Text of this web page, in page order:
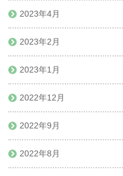
2023年4月
2023年2月
2023年1月
2022年12月
2022年9月
2022年8月